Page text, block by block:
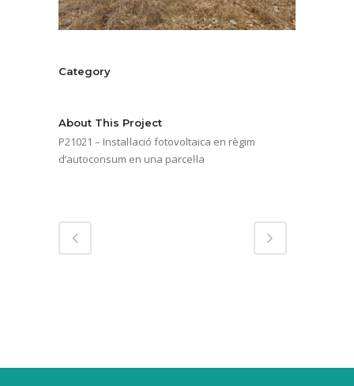
Category
About This Project
P21021 – Instal·lació fotovoltaica en règim
d’autoconsum en una parcel·la